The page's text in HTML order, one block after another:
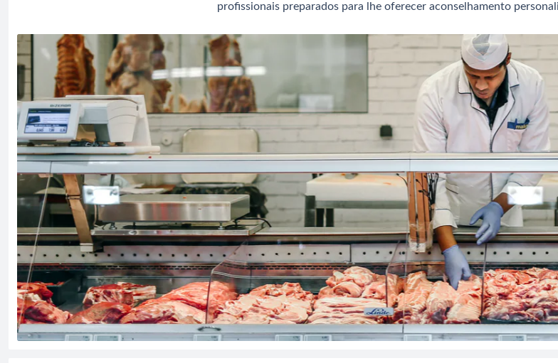
profissionais preparados para lhe oferecer aconselhamento